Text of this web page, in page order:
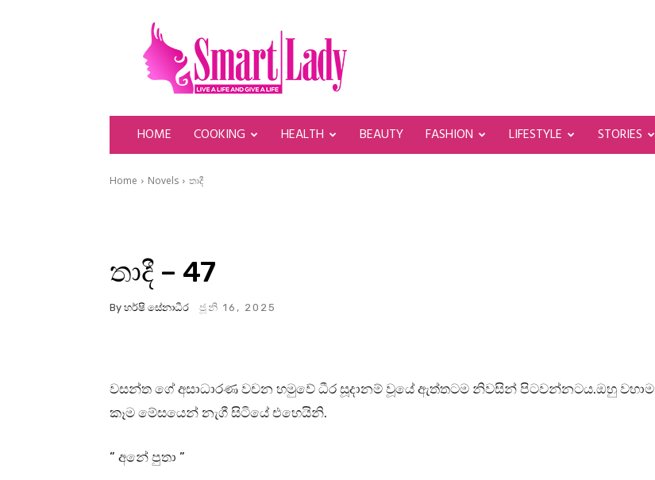
SmartLady
HOME COOKING HEALTH BEAUTY FASHION LIFESTYLE STORIES
Home Novels තාදී
තාදී – 47
By හර්ෂි සේනාධීර ජූනි 16, 2025
වසන්ත ගේ අසාධාරණ වචන හමුවේ ධීර සූදානම් වූයේ ඇත්තටම නිවසින් පිටවන්නටය.ඔහු වහාම
කෑම මේසයෙන් නැගී සිටියේ එහෙයිනි.
” අනේ පුතා ”